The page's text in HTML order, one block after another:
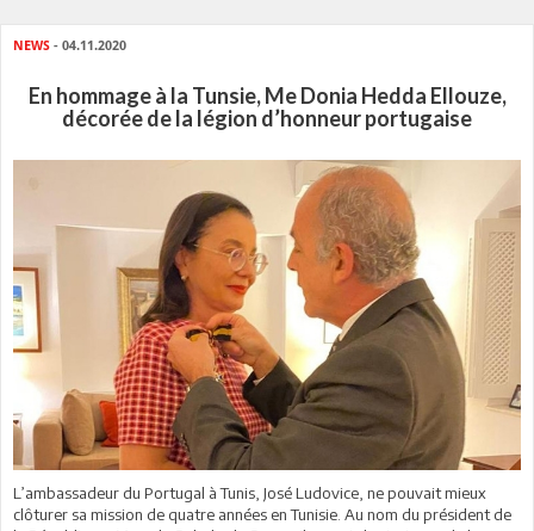
NEWS - 04.11.2020
En hommage à la Tunsie, Me Donia Hedda Ellouze,
décorée de la légion d’honneur portugaise
L’ambassadeur du Portugal à Tunis, José Ludovice, ne pouvait mieux
clôturer sa mission de quatre années en Tunisie. Au nom du président de